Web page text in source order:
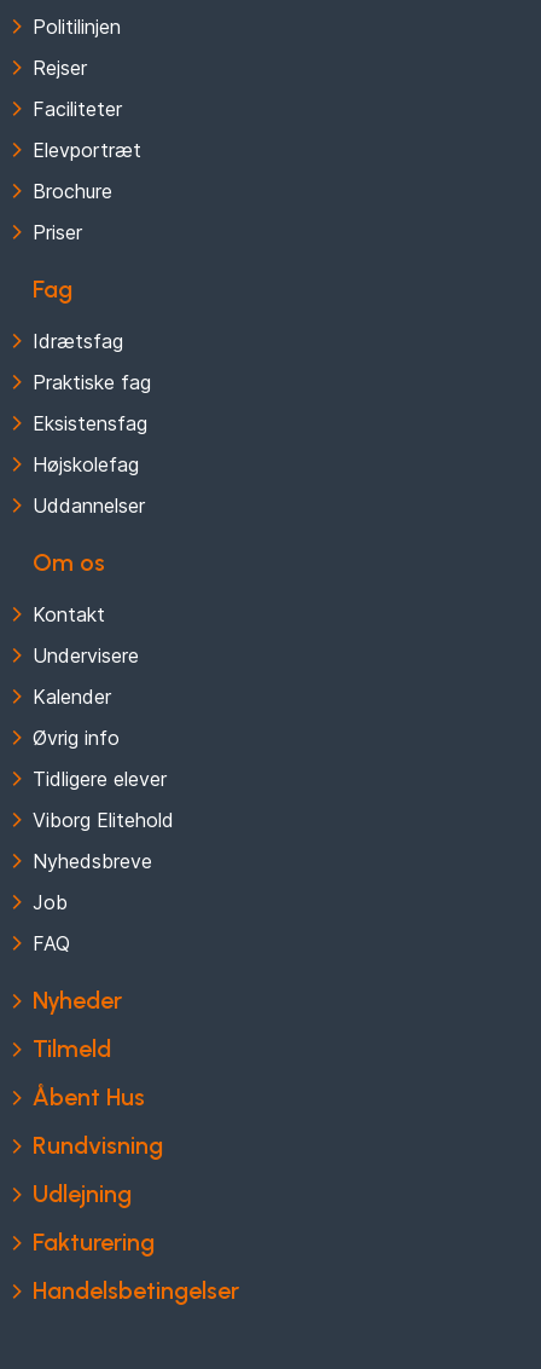
Politilinjen
Rejser
Faciliteter
Elevportræt
Brochure
Priser
Fag
Idrætsfag
Praktiske fag
Eksistensfag
Højskolefag
Uddannelser
Om os
Kontakt
Undervisere
Kalender
Øvrig info
Tidligere elever
Viborg Elitehold
Nyhedsbreve
Job
FAQ
Nyheder
Tilmeld
Åbent Hus
Rundvisning
Udlejning
Fakturering
Handelsbetingelser